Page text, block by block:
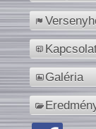
Galéria